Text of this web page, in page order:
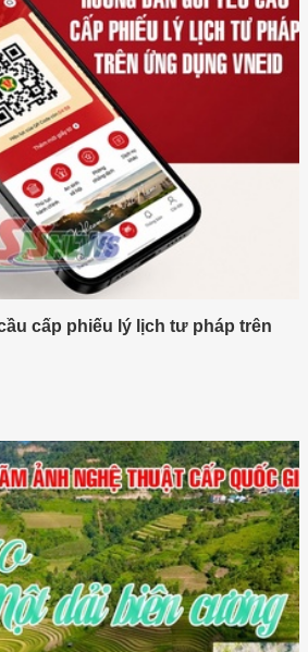
cấp phiếu lý lịch tư pháp trên